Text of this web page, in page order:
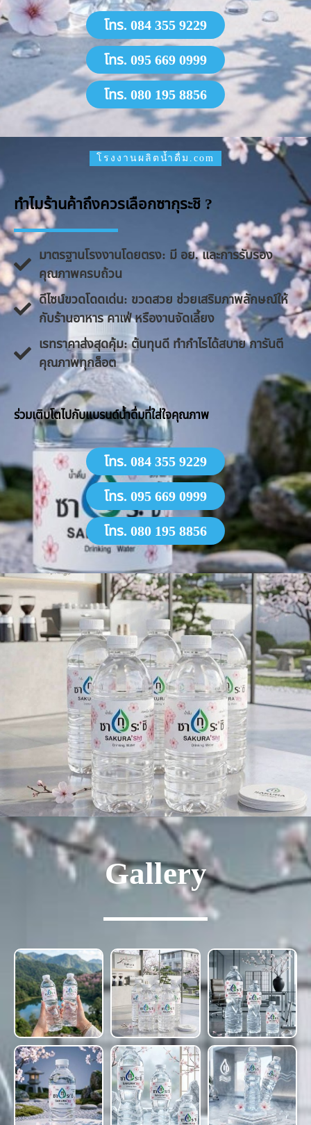
โทร. 084 355 9229
โทร. 095 669 0999
โทร. 080 195 8856
โรงงานผลิตน้ำดื่ม.com
ทำไมร้านค้าถึงควรเลือกซากุระชิ ?
มาตรฐานโรงงานโดยตรง: มี อย. และการรับรอง
คุณภาพครบถ้วน
ดีไซน์ขวดโดดเด่น: ขวดสวย ช่วยเสริมภาพลักษณ์ให้
กับร้านอาหาร คาเฟ่ หรืองานจัดเลี้ยง
​เรทราคาส่งสุดคุ้ม: ต้นทุนดี ทำกำไรได้สบาย การันตี
คุณภาพทุกล็อต
​ร่วมเติบโตไปกับแบรนด์น้ำดื่มที่ใส่ใจคุณภาพ
โทร. 084 355 9229
โทร. 095 669 0999
โทร. 080 195 8856
Gallery